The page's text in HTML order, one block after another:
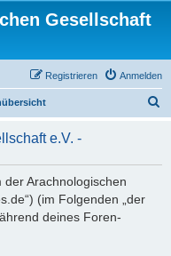
Gesellschaft
Anmelden
Registrieren
h
e.V. -
der Arachnologischen
(im Folgenden „der
deines Foren-